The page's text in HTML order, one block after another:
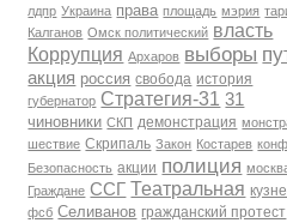
лдпр Украина права площадь мэрия
Калганов Омск политический власть
Коррупция Архаров выборы
акция россия свобода история
губернатор Стратегия-31 31
чиновники СКП демонстрация
шествие Скрипаль Закон Костарев
Безопасность акции полиция
Граждане ССГ Театральная
фсб Селиванов гражданский протест